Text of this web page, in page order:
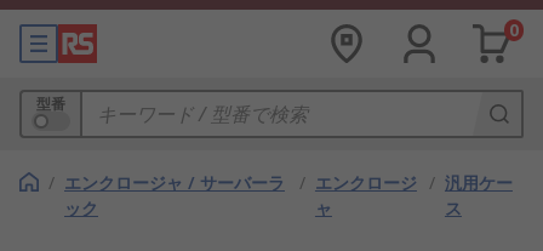
0
型番
/ エンクロージャ / サーバーラ
ック
/ エンクロージ
ャ
/ 汎用ケー
ス